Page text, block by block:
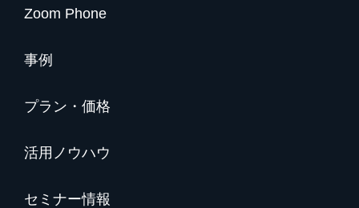
Zoom Phone
事例
プラン・価格
活用ノウハウ
セミナー情報